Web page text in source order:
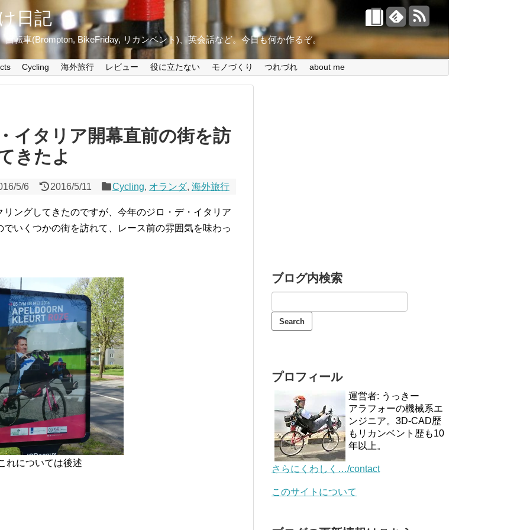
日記
転車(Brompton, BikeFriday, リカンベント)、英会話など。今日も何か作るぞ。
Cycling 海外旅行 レビュー 役に立たない モノづくり つれづれ about me
イタリア開幕直前の街を訪
きたよ
5/6 2016/5/11 Cycling, オランダ, 海外旅行
ングしてきたのですが、今年のジロ・デ・イタリア
いくつかの街を訪れて、レース前の雰囲気を味わっ
れについては後述
ブログ内検索
プロフィール
運営者: うっきー
アラフォーの機械系エ
ンジニア。3D-CAD歴
もリカンベント歴も10
年以上。
さらにくわしく…/contact
このサイトについて